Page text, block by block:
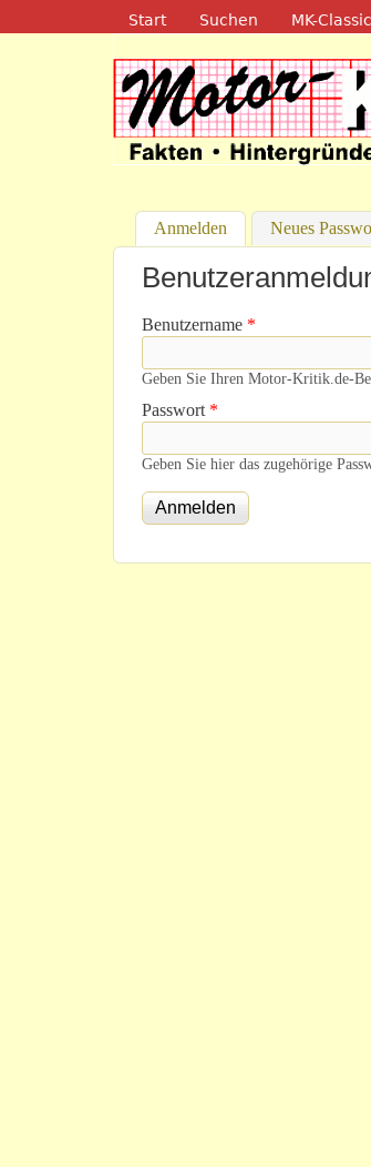
Navigation
Start Suchen MK-Classic
Motor-
Anmelden (aktiver Reiter)
Neues
Benutzername *
Geben Sie Ihren Motor-Kritik.de-
Passwort *
Geben Sie hier das zugehörige